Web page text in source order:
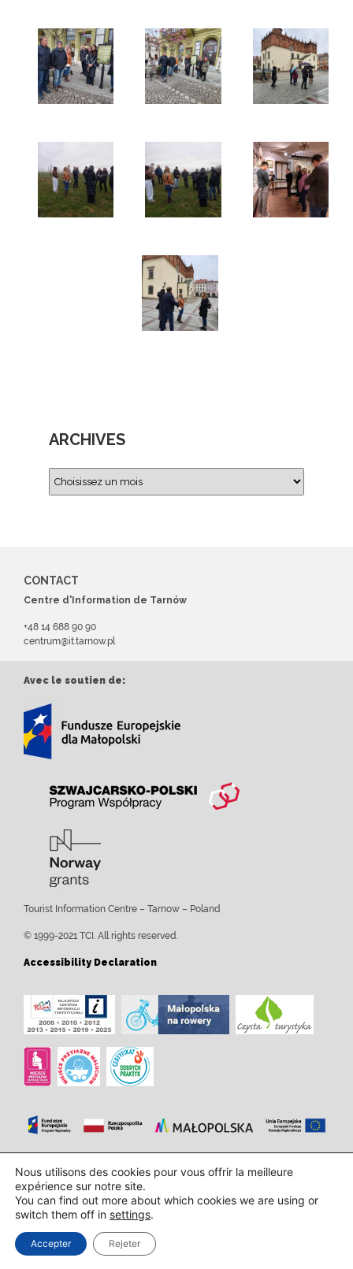
ARCHIVES
CONTACT
Centre d'Information de Tarnów
+48 14 688 90 90
centrum@it.tarnow.pl
Avec le soutien de:
Tourist Information Centre – Tarnow – Poland
© 1999-2021 TCI. All rights reserved.
Accessibility Declaration
Conception et mise en oeuvre:InTechHouse.com
Nous utilisons des cookies pour vous offrir la meilleure
expérience sur notre site.
You can find out more about which cookies we are using or
switch them off in settings.
Accepter Rejeter